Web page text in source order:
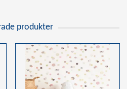
produkter